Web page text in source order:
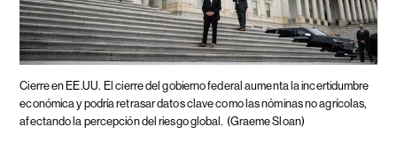
Cierre en EE.UU. El cierre del gobierno federal aumenta la incertidumbre
económica y podría retrasar datos clave como las nóminas no agrícolas,
afectando la percepción del riesgo global. (Graeme Sloan)